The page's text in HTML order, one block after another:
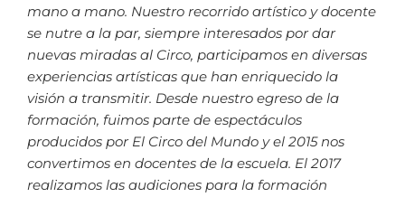
mano a mano. Nuestro recorrido artístico y docente
se nutre a la par, siempre interesados por dar
nuevas miradas al Circo, participamos en diversas
experiencias artísticas que han enriquecido la
visión a transmitir. Desde nuestro egreso de la
formación, fuimos parte de espectáculos
producidos por El Circo del Mundo y el 2015 nos
convertimos en docentes de la escuela. El 2017
realizamos las audiciones para la formación